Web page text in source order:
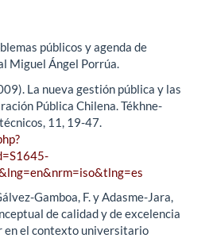
públicos y agenda de
Miguel Ángel Porrúa.
La nueva gestión pública y las
Pública Chilena. Tékhne-
11, 19-47.
Gamboa, F. y Adasme-Jara,
de calidad y de excelencia
en el contexto universitario